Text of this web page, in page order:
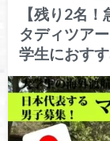
【残り2名
タディツア
学生におす